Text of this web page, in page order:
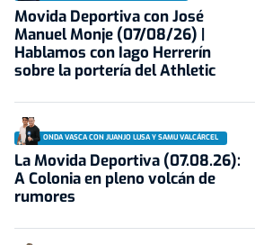
Movida Deportiva con José
Manuel Monje (07/08/26) |
Hablamos con Iago Herrerín
sobre la portería del Athletic
ONDA VASCA CON JUANJO LUSA Y SAMU VALCÁRCEL
La Movida Deportiva (07.08.26):
A Colonia en pleno volcán de
rumores